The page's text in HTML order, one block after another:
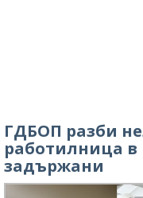
ГДБОП разби
работилница в
задържани